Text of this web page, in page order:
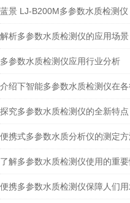
一体化设计，野外检测超省心
蓝景 LJ-B200M多参数水质检测仪
参数覆盖，一台仪器搞定多元检测
解析多参数水质检测仪的应用场景
多参数水质检测仪应用行业分析
介绍下智能多参数水质检测仪在
的应用
探究多参数水质检测仪的全新特点
便携式多参数水质分析仪的测定
了解多参数水质检测仪使用的重要
便携多参数水质检测仪保障人们